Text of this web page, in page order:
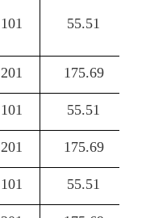
101 55.51
201 175.69
101 55.51
201 175.69
101 55.51